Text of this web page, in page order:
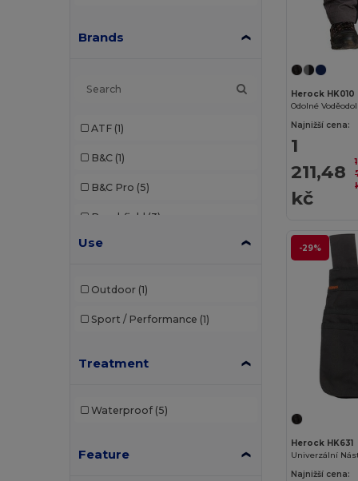
Brands
ATF (1)
B&C (1)
B&C Pro (5)
Beechfield (3)
Brook Taverner
Cherokee (1)
Dickies
Use
Outdoor (1)
Sport / Performance (1)
Treatment
Waterproof (5)
Feature
Herock HK010
Najnižší cena:
1
211,48
kč
1
-29%
Herock HK631
Najnižší cena: